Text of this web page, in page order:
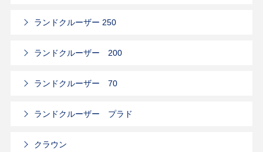
ランドクルーザー 250
ランドクルーザー 200
ランドクルーザー 70
ランドクルーザー プラド
クラウン